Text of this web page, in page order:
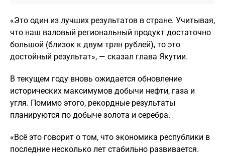
«Это один из лучших результатов в стране. Учитывая,
что наш валовый региональный продукт достаточно
большой (близок к двум трлн рублей), то это
достойный результат», — сказал глава Якутии.
В текущем году вновь ожидается обновление
исторических максимумов добычи нефти, газа и
угля. Помимо этого, рекордные результаты
планируются по добыче золота и серебра.
«Всё это говорит о том, что экономика республики в
последние несколько лет стабильно развивается.